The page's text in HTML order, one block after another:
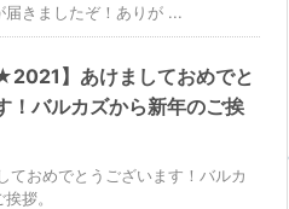
届きましたぞ！ありが ...
】あけましておめでと
！バルカズから新年のご挨
ておめでとうございます！バルカ
拶。